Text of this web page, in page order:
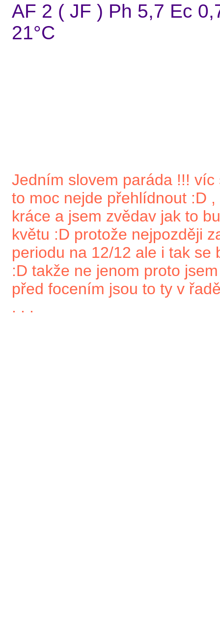
AF 2 ( JF ) Ph 5,7 Ec
21°C
Jedním slovem paráda !!!
to moc nejde přehlídnout :D
kráce a jsem zvědav jak to
květu :D protože nejpozději
periodu na 12/12 ale i tak
:D takže ne jenom proto
před focením jsou to ty v
. . .